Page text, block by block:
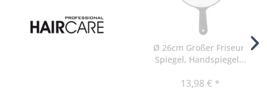
Ø 26cm Großer Friseur-
Spiegel, Handspiegel...
13,98 € *